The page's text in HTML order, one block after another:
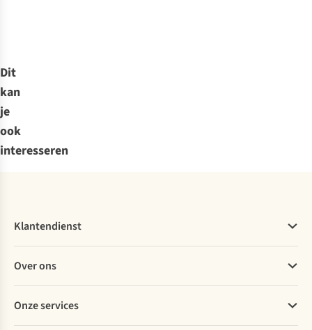
Dit
kan
je
ook
interesseren
Klantendienst
Bestellen
Betalen
Levering
Retourneren
Over ons
Explore More
Onze services